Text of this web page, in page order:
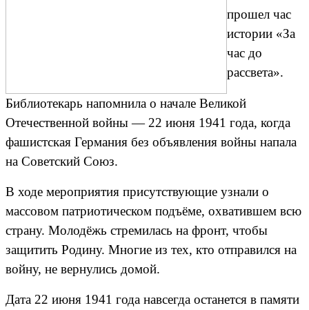
прошел час
истории «За
час до
рассвета».
Библиотекарь напомнила о начале Великой
Отечественной войны — 22 июня 1941 года, когда
фашистская Германия без объявления войны напала
на Советский Союз.
В ходе мероприятия присутствующие узнали о
массовом патриотическом подъёме, охватившем всю
страну. Молодёжь стремилась на фронт, чтобы
защитить Родину. Многие из тех, кто отправился на
войну, не вернулись домой.
Дата 22 июня 1941 года навсегда останется в памяти